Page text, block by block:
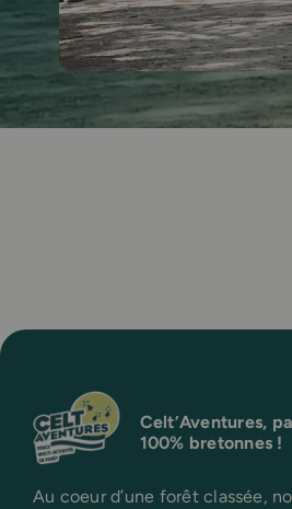
Celt’Aventures,
100% bretonnes !
Au coeur d’une forêt classée,